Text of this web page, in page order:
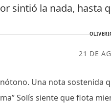
sintió la nada, hasta
21 DE
Una nota sostenida
Solís siente que flota